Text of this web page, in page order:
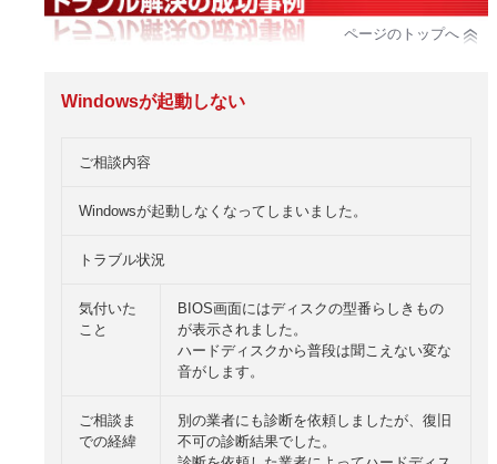
ページのトップへ
Windowsが起動しない
ご相談内容
Windowsが起動しなくなってしまいました。
トラブル状況
気付いた
こと
BIOS画面にはディスクの型番らしきもの
が表示されました。
ハードディスクから普段は聞こえない変な
音がします。
ご相談ま
での経緯
別の業者にも診断を依頼しましたが、復旧
不可の診断結果でした。